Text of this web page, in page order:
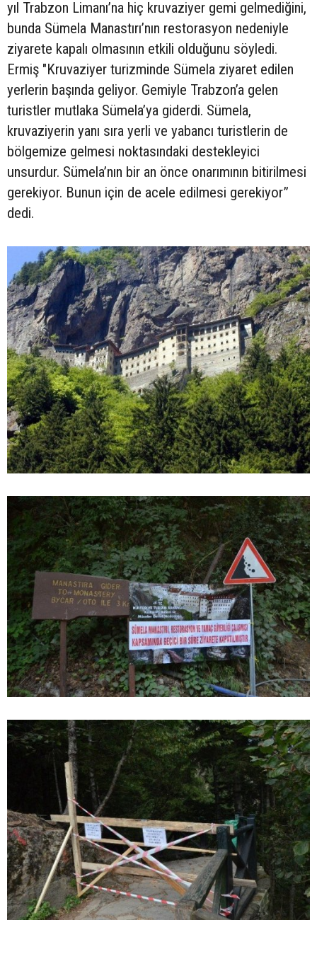
yıl Trabzon Limanı’na hiç kruvaziyer gemi gelmediğini,
bunda Sümela Manastırı’nın restorasyon nedeniyle
ziyarete kapalı olmasının etkili olduğunu söyledi.
Ermiş "Kruvaziyer turizminde Sümela ziyaret edilen
yerlerin başında geliyor. Gemiyle Trabzon’a gelen
turistler mutlaka Sümela’ya giderdi. Sümela,
kruvaziyerin yanı sıra yerli ve yabancı turistlerin de
bölgemize gelmesi noktasındaki destekleyici
unsurdur. Sümela’nın bir an önce onarımının bitirilmesi
gerekiyor. Bunun için de acele edilmesi gerekiyor”
dedi.